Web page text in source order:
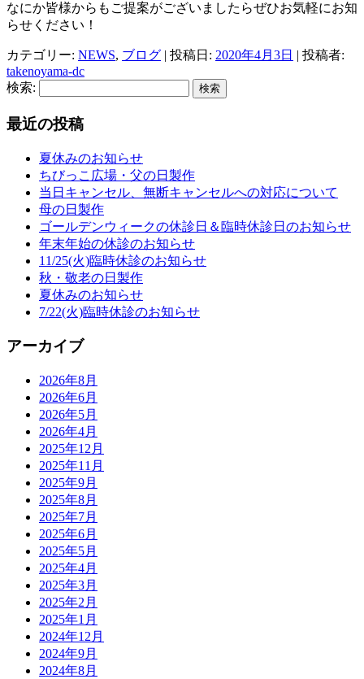
なにか皆様からもご提案がございましたらぜひお気軽にお知
らせください！
カテゴリー: NEWS, ブログ | 投稿日: 2020年4月3日 | 投稿者:
takenoyama-dc
検索:
最近の投稿
夏休みのお知らせ
ちびっこ広場・父の日製作
当日キャンセル、無断キャンセルへの対応について
母の日製作
ゴールデンウィークの休診日＆臨時休診日のお知らせ
年末年始の休診のお知らせ
11/25(火)臨時休診のお知らせ
秋・敬老の日製作
夏休みのお知らせ
7/22(火)臨時休診のお知らせ
アーカイブ
2026年8月
2026年6月
2026年5月
2026年4月
2025年12月
2025年11月
2025年9月
2025年8月
2025年7月
2025年6月
2025年5月
2025年4月
2025年3月
2025年2月
2025年1月
2024年12月
2024年9月
2024年8月